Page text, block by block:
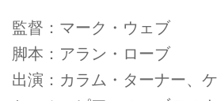
監督：マーク・ウェブ
脚本：アラン・ローブ
出演：カラム・ターナー、